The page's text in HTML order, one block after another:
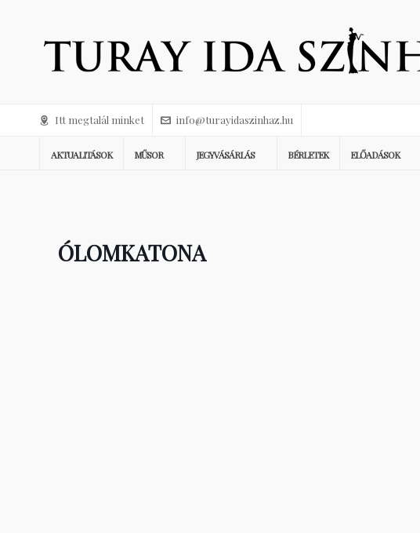
Itt megtalál minket info@turayidaszinhaz.hu
AKTUALITÁSOK MŰSOR JEGYVÁSÁRLÁS BÉRLETEK ELŐADÁSOK
ÓLOMKATONA